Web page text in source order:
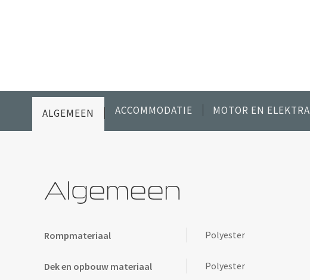
Algemeen
Rompmateriaal Polyester
Dek en opbouw materiaal Polyester
ALGEMEEN ACCOMMODATIE MOTOR EN ELEKTRA